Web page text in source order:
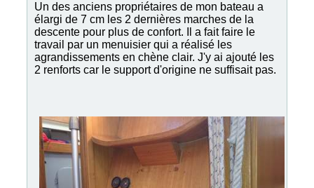
Un des anciens propriétaires de mon bateau a
élargi de 7 cm les 2 dernières marches de la
descente pour plus de confort. Il a fait faire le
travail par un menuisier qui a réalisé les
agrandissements en chène clair. J'y ai ajouté les
2 renforts car le support d'origine ne suffisait pas.